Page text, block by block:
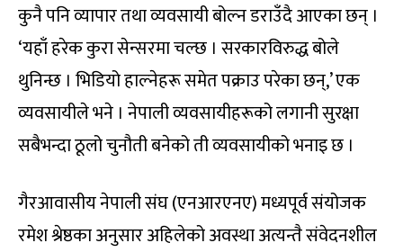
कुनै पनि व्यापार तथा व्यवसायी बोल्न डराउँदै आएका छन् ।
‘यहाँ हरेक कुरा सेन्सरमा चल्छ । सरकारविरुद्ध बोले
थुनिन्छ । भिडियो हाल्नेहरू समेत पक्राउ परेका छन्,’ एक
व्यवसायीले भने । नेपाली व्यवसायीहरूको लगानी सुरक्षा
सबैभन्दा ठूलो चुनौती बनेको ती व्यवसायीको भनाइ छ ।
गैरआवासीय नेपाली संघ (एनआरएनए) मध्यपूर्व संयोजक
रमेश श्रेष्ठका अनुसार अहिलेको अवस्था अत्यन्तै संवेदनशील